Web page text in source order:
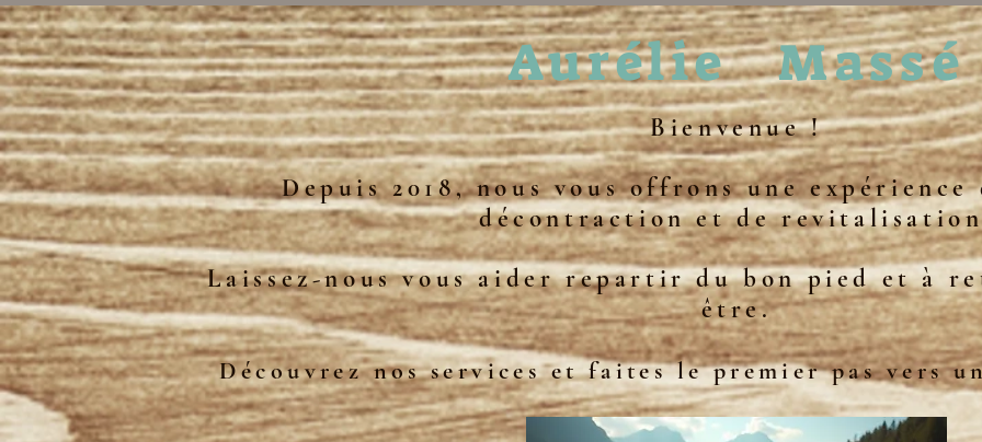
AurélieMassé
Bienvenue !
Depuis 2018, nous vous offrons une
décontraction et de
Laissez-nous vous aider repartir du bon pied et à
être.
Découvrez nos services et faites le premier pas vers